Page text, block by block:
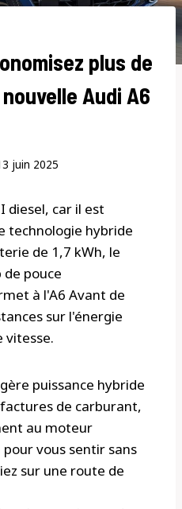
plus de
Audi A6
juin 2025
diesel, car il est
technologie hybride
de 1,7 kWh, le
pouce
à l'A6 Avant de
sur l'énergie
vitesse.
puissance hybride
de carburant,
au moteur
vous sentir sans
sur une route de